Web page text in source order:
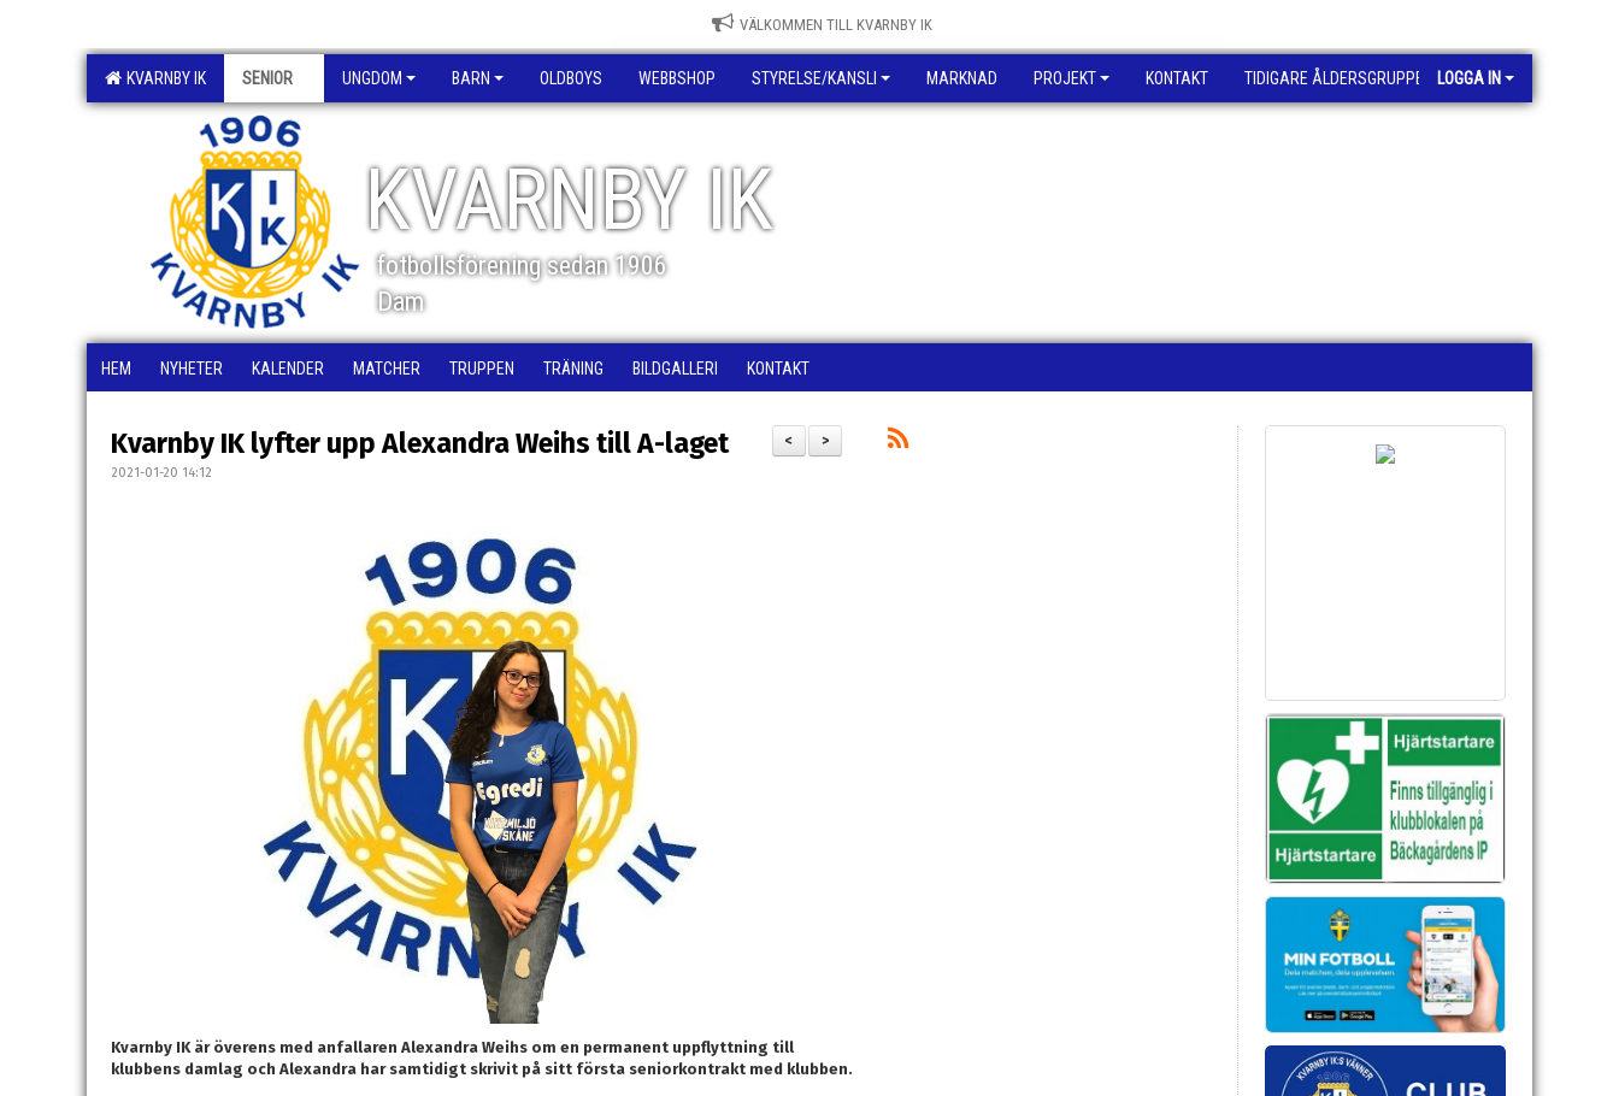
VÄLKOMMEN TILL KVARNBY IK
KVARNBY IK SENIOR UNGDOM BARN OLDBOYS WEBBSHOP STYRELSE/KANSLI MARKNAD PROJEKT KONTAKT TIDIGARE ÅLDERSGRUPPER LOGGA IN
KVARNBY IK
fotbollsförening sedan 1906
Dam
HEM NYHETER KALENDER MATCHER TRUPPEN TRÄNING BILDGALLERI KONTAKT
>
<
Kvarnby IK lyfter upp Alexandra Weihs till A-laget
2021-01-20 14:12
Kvarnby IK är överens med anfallaren Alexandra Weihs om en permanent uppflyttning till
klubbens damlag och Alexandra har samtidigt skrivit på sitt första seniorkontrakt med klubben.